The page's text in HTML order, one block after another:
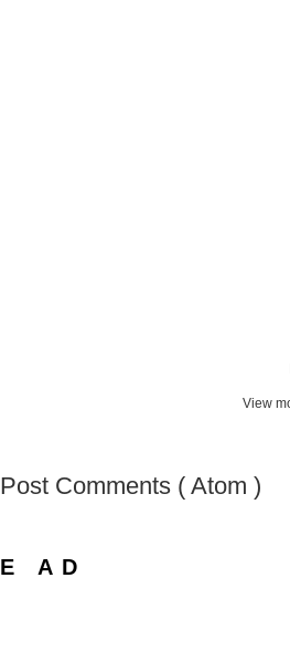
View
Post Comments ( Atom )
AD